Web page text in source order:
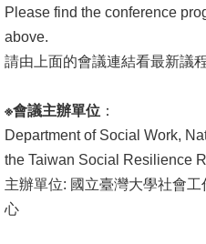
回
首
大
首
Please find the conference
above.
請由上面的會議連結看最新議程
※會議主辦單位 ：
Department of Social Work,
the Taiwan Social Resilience
主辦單位: 國立臺灣大學社會
心